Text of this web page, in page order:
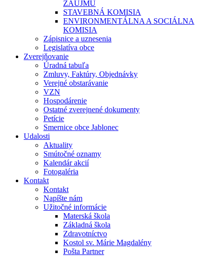
ZÁUJMU
STAVEBNÁ KOMISIA
ENVIRONMENTÁLNA A SOCIÁLNA
KOMISIA
Zápisnice a uznesenia
Legislatíva obce
Zverejňovanie
Úradná tabuľa
Zmluvy, Faktúry, Objednávky
Verejné obstarávanie
VZN
Hospodárenie
Ostatné zverejnené dokumenty
Petície
Smernice obce Jablonec
Udalosti
Aktuality
Smútočné oznamy
Kalendár akcií
Fotogaléria
Kontakt
Kontakt
Napíšte nám
Užitočné informácie
Materská škola
Základná škola
Zdravotníctvo
Kostol sv. Márie Magdalény
Pošta Partner